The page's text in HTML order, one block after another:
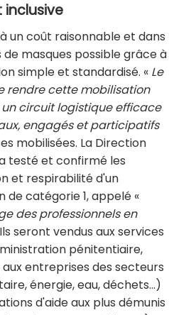
un coût raisonnable et dans
de masques possible grâce à
simple et standardisé. « Le
rendre cette mobilisation
circuit logistique efficace
engagés et participatifs
mobilisées. La Direction
testé et confirmé les
et respirabilité d'un
catégorie 1, appelé «
des professionnels en
seront vendus aux services
pénitentiaire,
entreprises des secteurs
énergie, eau, déchets...)
d'aide aux plus démunis